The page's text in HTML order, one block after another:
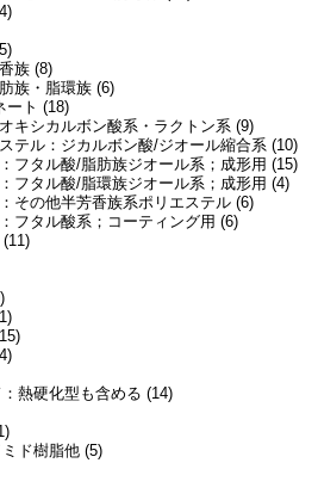
族 (8)
族・脂環族 (6)
ート (18)
キシカルボン酸系・ラクトン系 (9)
テル：ジカルボン酸/ジオール縮合系 (10)
フタル酸/脂肪族ジオール系；成形用 (15)
フタル酸/脂環族ジオール系；成形用 (4)
その他半芳香族系ポリエステル (6)
フタル酸系；コーティング用 (6)
(11)
熱硬化型も含める (14)
ド樹脂他 (5)